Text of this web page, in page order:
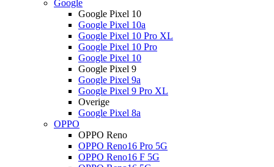
Google
Google Pixel 10
Google Pixel 10a
Google Pixel 10 Pro XL
Google Pixel 10 Pro
Google Pixel 10
Google Pixel 9
Google Pixel 9a
Google Pixel 9 Pro XL
Overige
Google Pixel 8a
OPPO
OPPO Reno
OPPO Reno16 Pro 5G
OPPO Reno16 F 5G